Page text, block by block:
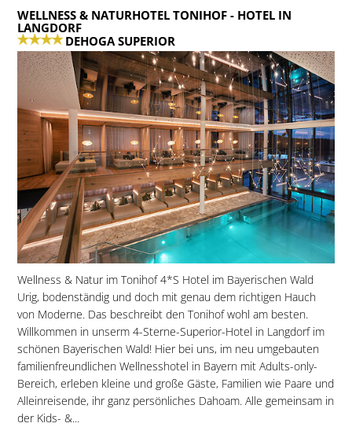
WELLNESS & NATURHOTEL TONIHOF- HOTEL IN
LANGDORF
DEHOGA SUPERIOR
Wellness & Natur im Tonihof 4*S Hotel im Bayerischen Wald
Urig, bodenständig und doch mit genau dem richtigen Hauch
von Moderne. Das beschreibt den Tonihof wohl am besten.
Willkommen in unserm 4-Sterne-Superior-Hotel in Langdorf im
schönen Bayerischen Wald! Hier bei uns, im neu umgebauten
familien­freundlichen Wellnesshotel in Bayern mit Adults-only-
Bereich, erleben kleine und große Gäste, Familien wie Paare und
Alleinreisende, ihr ganz persönliches Dahoam. Alle gemeinsam in
der Kids- &...